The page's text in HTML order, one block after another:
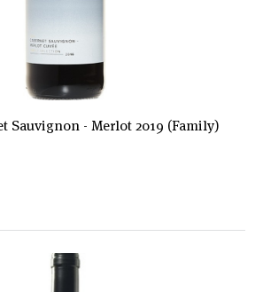
Sauvignon - Merlot 2019 (Family)